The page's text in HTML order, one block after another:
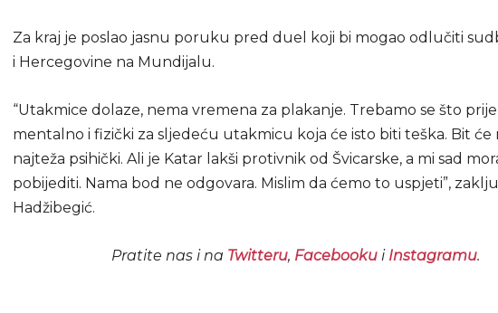
Za kraj je poslao jasnu poruku pred duel koji bi mogao odlučiti
i Hercegovine na Mundijalu.
“Utakmice dolaze, nema vremena za plakanje. Trebamo se što prije
mentalno i fizički za sljedeću utakmicu koja će isto biti teška. Bit će
najteža psihički. Ali je Katar lakši protivnik od Švicarske, a mi sad
pobijediti. Nama bod ne odgovara. Mislim da ćemo to uspjeti”,
Hadžibegić.
Pratite nas i na Twitteru, Facebookui Instagramu.